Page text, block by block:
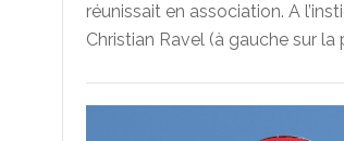
réunissait en association. A
Christian Ravel (à gauche sur la